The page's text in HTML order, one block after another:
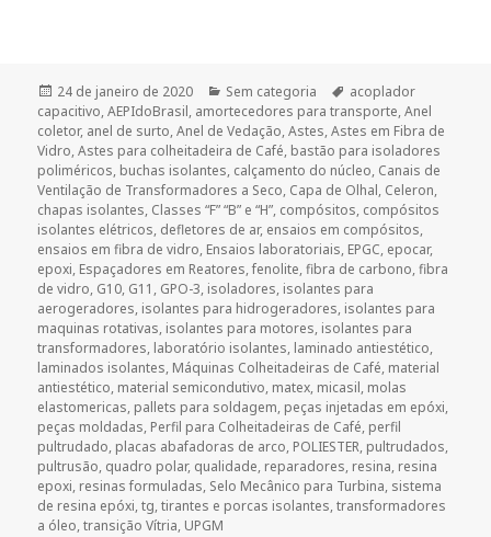
Publicado
em
24 de janeiro de 2020 Categorias
Sem categoria Tags
acoplador
capacitivo,AEPIdoBrasil, amortecedores para transporte,Anel
coletor, anel de surto,Anel de Vedação,Astes,Astes em Fibra de
Vidro,Astes para colheitadeira de Café, bastão para isoladores
poliméricos, buchas isolantes, calçamento do núcleo, Canais de
Ventilação de Transformadores a Seco, Capa de Olhal, Celeron,
chapas isolantes, Classes “F” “B” e “H”, compósitos, compósitos
isolantes elétricos, defletores de ar, ensaios em compósitos,
ensaios em fibra de vidro, Ensaios laboratoriais, EPGC, epocar,
epoxi, Espaçadores em Reatores,fenolite,fibra de carbono,fibra
de vidro, G10, G11 , GPO-3, isoladores, isolantes para
aerogeradores, isolantes para hidrogeradores, isolantes para
maquinas rotativas, isolantes para motores, isolantes para
transformadores, laboratório isolantes, laminado antiestético,
laminados isolantes, Máquinas Colheitadeiras de Café, material
antiestético, material semicondutivo, matex, micasil, molas
elastomericas, pallets para soldagem, peças injetadas em epóxi,
peças moldadas, Perfil para Colheitadeiras de Café, perfil
pultrudado, placas abafadoras de arco, POLIESTER, pultrudados,
pultrusão, quadro polar, qualidade, reparadores, resina, resina
epoxi, resinas formuladas, Selo Mecânico para Turbina, sistema
de resina epóxi,tg,tirantes e porcas isolantes,transformadores
a óleo,transição Vítria, UPGM